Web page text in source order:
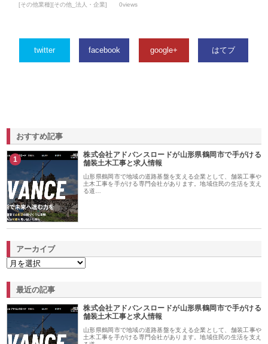
[その他業種][その他_法人・企業] 0views
twitter facebook google+ はてブ
おすすめ記事
1
株式会社アドバンスロードが山形県鶴岡市で手がける
舗装土木工事と求人情報
山形県鶴岡市で地域の道路基盤を支える企業として、舗装工事や
土木工事を手がける専門会社があります。地域住民の生活を支え
る道…
アーカイブ
最近の記事
株式会社アドバンスロードが山形県鶴岡市で手がける
舗装土木工事と求人情報
山形県鶴岡市で地域の道路基盤を支える企業として、舗装工事や
土木工事を手がける専門会社があります。地域住民の生活を支え